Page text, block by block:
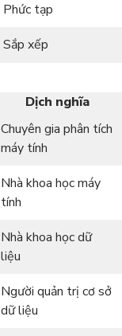
Phức tạp
Sắp xếp
Dịch nghĩa
Chuyên gia phân tích
máy tính
Nhà khoa học máy
tính
Nhà khoa học dữ
liệu
Người quản trị cơ sở
dữ liệu